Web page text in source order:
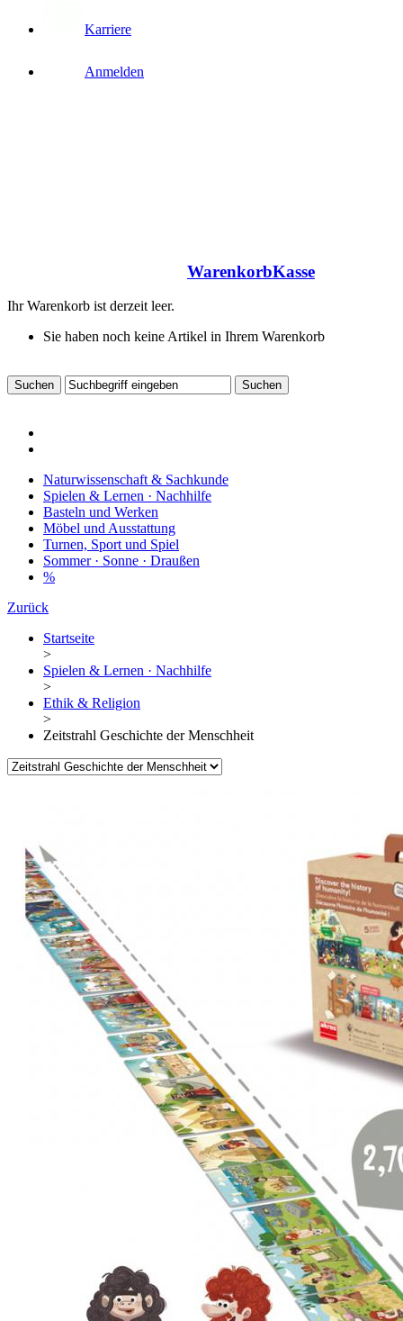
Karriere
Anmelden
WarenkorbKasse
Ihr Warenkorb ist derzeit leer.
Sie haben noch keine Artikel in Ihrem Warenkorb
Naturwissenschaft & Sachkunde
Spielen & Lernen · Nachhilfe
Basteln und Werken
Möbel und Ausstattung
Turnen, Sport und Spiel
Sommer · Sonne · Draußen
%
Zurück
Startseite
>
Spielen & Lernen · Nachhilfe
>
Ethik & Religion
>
Zeitstrahl Geschichte der Menschheit